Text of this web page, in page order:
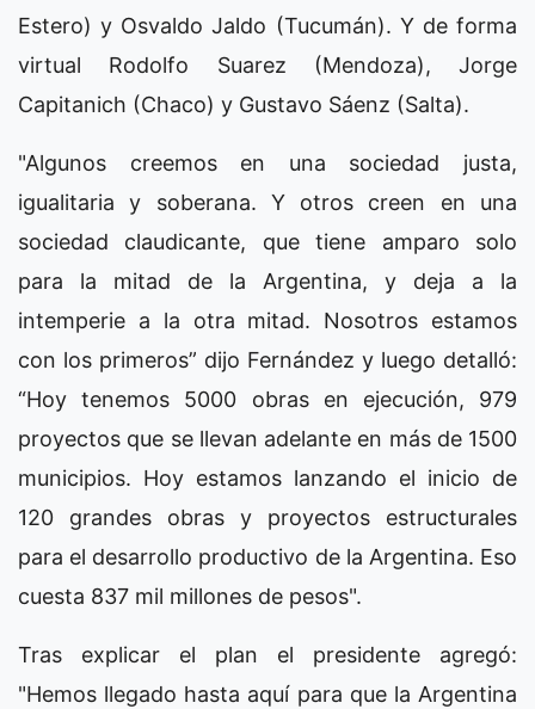
Estero) y Osvaldo Jaldo (Tucumán). Y de forma
virtual Rodolfo Suarez (Mendoza), Jorge
Capitanich (Chaco) y Gustavo Sáenz (Salta).
"Algunos creemos en una sociedad justa,
igualitaria y soberana. Y otros creen en una
sociedad claudicante, que tiene amparo solo
para la mitad de la Argentina, y deja a la
intemperie a la otra mitad. Nosotros estamos
con los primeros” dijo Fernández y luego detalló:
“Hoy tenemos 5000 obras en ejecución, 979
proyectos que se llevan adelante en más de 1500
municipios. Hoy estamos lanzando el inicio de
120 grandes obras y proyectos estructurales
para el desarrollo productivo de la Argentina. Eso
cuesta 837 mil millones de pesos".
Tras explicar el plan el presidente agregó:
"Hemos llegado hasta aquí para que la Argentina